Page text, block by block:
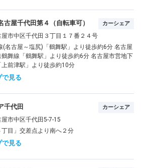
古屋千代田第４（自転車可） カーシェア
市中区千代田３丁目１７番２４号
(名古屋～塩尻)「鶴舞駅」より徒歩約6分 名古屋
舞線「鶴舞駅」より徒歩約6分 名古屋市営地下
前津駅」より徒歩約10分
で見る
千代田 カーシェア
市中区千代田5-7-15
丁目」交差点より南へ２分
で見る